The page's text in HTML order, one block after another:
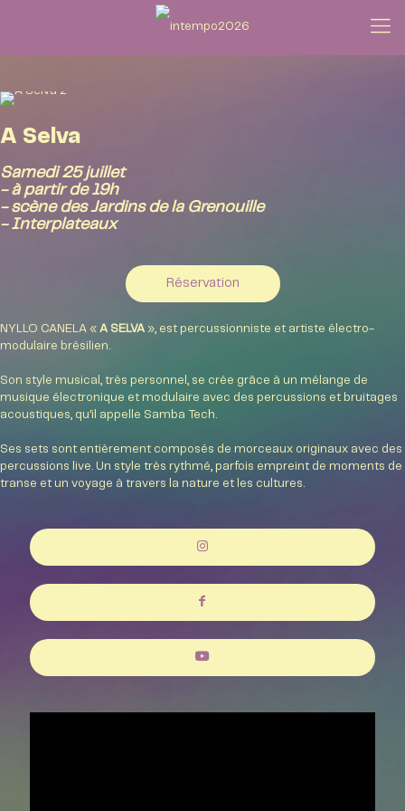
A Selva
Samedi 25 juillet
- à partir de 19h
- scène des Jardins de la Grenouille
- Interplateaux
Réservation
NYLLO CANELA « A SELVA », est percussionniste et artiste électro-
modulaire brésilien.
Son style musical, très personnel, se crée grâce à un mélange de
musique électronique et modulaire avec des percussions et bruitages
acoustiques, qu'il appelle Samba Tech.
Ses sets sont entièrement composés de morceaux originaux avec des
percussions live. Un style très rythmé, parfois empreint de moments de
transe et un voyage à travers la nature et les cultures.